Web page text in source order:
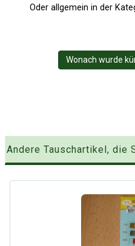
Oder allgemein in der
Wonach wurde
Andere Tauschartikel, die